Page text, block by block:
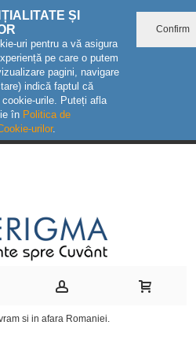
ȘI
uri pentru a vă asigura
pe care o putem
pagini, navigare
indică faptul că
urile. Puteți afla
în Politica de
urilor.
Confirm
si in afara Romaniei.